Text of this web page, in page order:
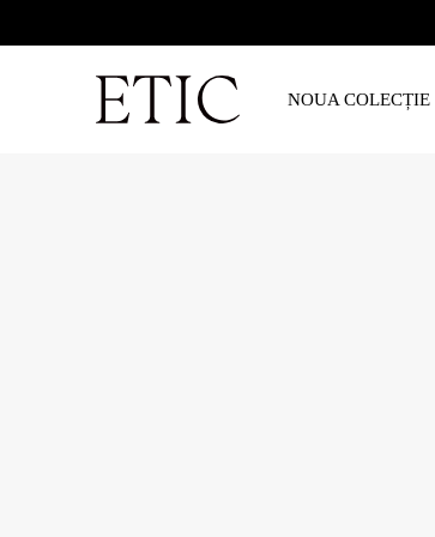
NOUA COLECȚIE